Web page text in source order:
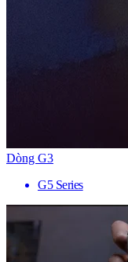
Dòng G3
G5 Series